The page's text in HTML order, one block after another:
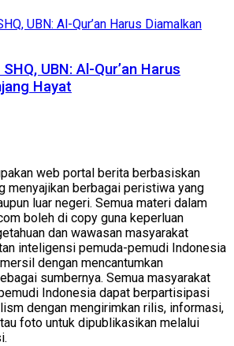
UBN: Al-Qur’an Harus
Hayat
web portal berita berbasiskan
menyajikan berbagai peristiwa yang
luar negeri. Semua materi dalam
boleh di copy guna keperluan
dan wawasan masyarakat
inteligensi pemuda-pemudi Indonesia
dengan mencantumkan
sumbernya. Semua masyarakat
Indonesia dapat berpartisipasi
dengan mengirimkan rilis, informasi,
foto untuk dipublikasikan melalui